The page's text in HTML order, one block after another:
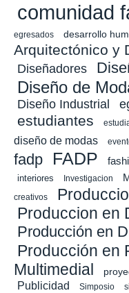
comunidad
egresados
desarrollo
Arquitectónico y
Diseñadores
Diseño de
Diseño Industrial
estudiantes
diseño de modas
fadp
FADP
interiores Investigacion
creativos
Produccion en
Producción en
Producción en
Multimedial
Publicidad Simposio